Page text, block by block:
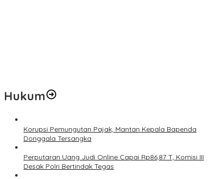
Hukum
Korupsi Pemungutan Pajak, Mantan Kepala Bapenda
Donggala Tersangka
Perputaran Uang Judi Online Capai Rp86,87 T, Komisi III
Desak Polri Bertindak Tegas